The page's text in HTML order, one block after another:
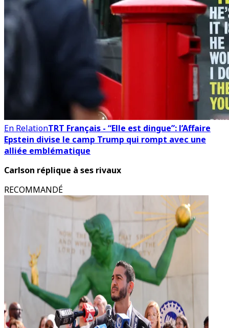
En RelationTRT Français - “Elle est dingue”: l’Affaire
Epstein divise le camp Trump qui rompt avec une
alliée emblématique
Carlson réplique à ses rivaux
RECOMMANDÉ